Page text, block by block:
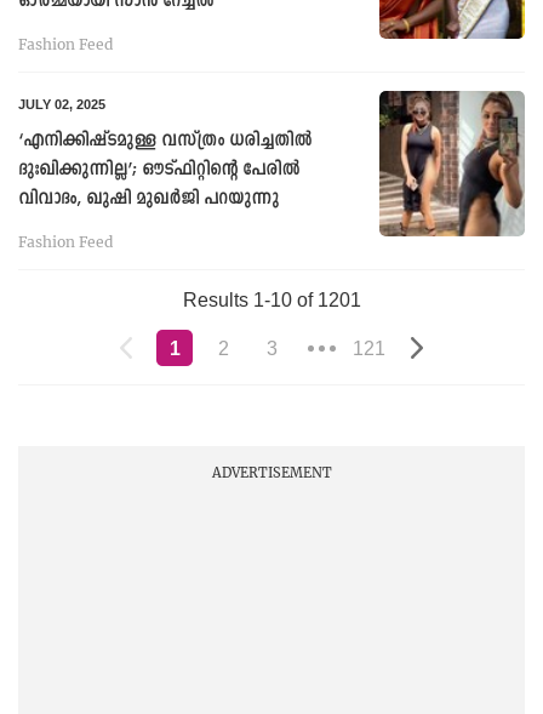
Fashion Feed
JULY 02, 2025
‘എനിക്കിഷ്ടമുള്ള വസ്ത്രം ധരിച്ചതില്‍
ദുഃഖിക്കുന്നില്ല’; ഔട്ഫിറ്റിന്റെ പേരില്‍
വിവാദം, ഖുഷി മുഖര്‍ജി പറയുന്നു
Fashion Feed
Results 1-10 of 1201
1 2 3 121
ADVERTISEMENT